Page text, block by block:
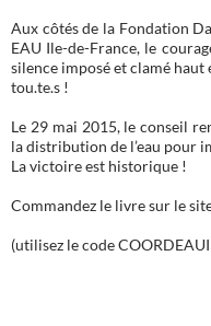
Aux côtés de la Fondation
EAU Ile-de-France, le
silence imposé et clamé
tou.te.s !
Le 29 mai 2015, le conseil
la distribution de l’eau pour
La victoire est historique !
Commandez le livre sur le
(utilisez le code